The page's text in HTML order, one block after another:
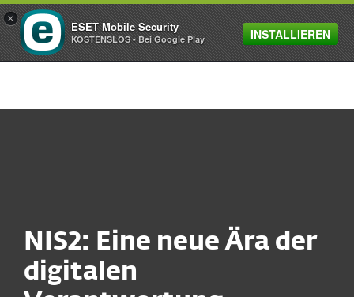
MENU
NIS2: Eine neue Ära der
digitalen
×
ESET Mobile Security
KOSTENSLOS - Bei Google Play INSTALLIEREN